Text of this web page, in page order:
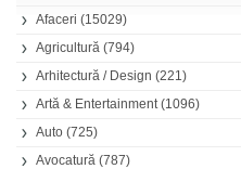
Afaceri (15029)
Agricultură (794)
Arhitectură / Design (221)
Artă & Entertainment(1096)
Auto (725)
Avocatură (787)